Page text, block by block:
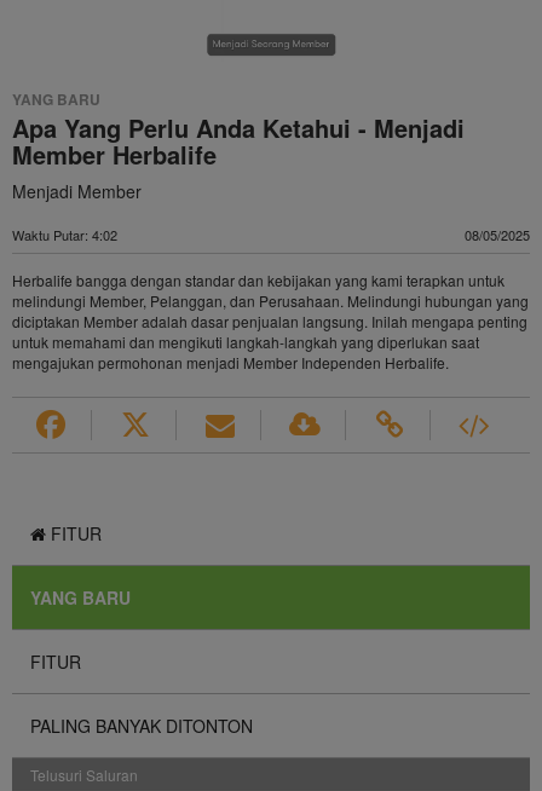
YANG BARU
Apa Yang Perlu Anda Ketahui - Menjadi
Member Herbalife
Menjadi Member
Waktu Putar: 4:02 08/05/2025
Herbalife bangga dengan standar dan kebijakan yang kami terapkan untuk
melindungi Member, Pelanggan, dan Perusahaan. Melindungi hubungan yang
diciptakan Member adalah dasar penjualan langsung. Inilah mengapa penting
untuk memahami dan mengikuti langkah-langkah yang diperlukan saat
mengajukan permohonan menjadi Member Independen Herbalife.
FITUR
YANG BARU
FITUR
PALING BANYAK DITONTON
Telusuri Saluran